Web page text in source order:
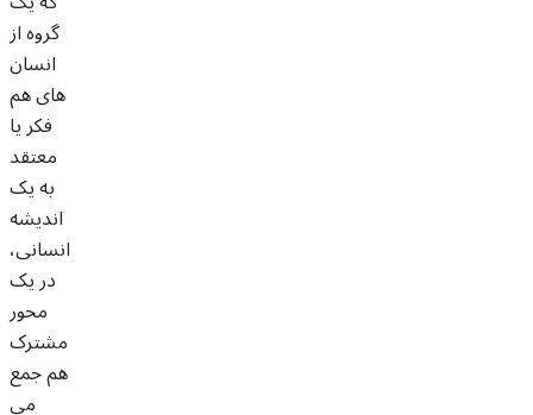
گروه از
انسان
های هم
فکر یا
معتقد
به یک
اندیشه
انسانی،
در یک
محور
مشترک
هم جمع
می